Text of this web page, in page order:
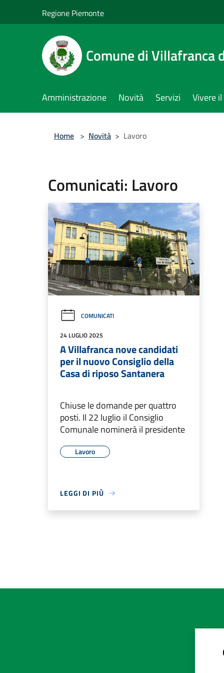
Regione Piemonte
Comune di Villafranca
Amministrazione Novità Servizi Vivere
Home > Novità > Lavoro
Comunicati: Lavoro
COMUNICATI
24 LUGLIO 2025
A Villafranca nove candidati
per il nuovo Consiglio della
Casa di riposo Santanera
Chiuse le domande per quattro
posti. Il 22 luglio il Consiglio
Comunale nominerà il presidente
Lavoro
LEGGI DI PIÙ